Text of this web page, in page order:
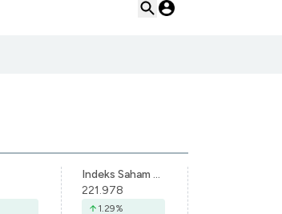
Indeks Saham Syariah Indonesia
221.978
1.29%